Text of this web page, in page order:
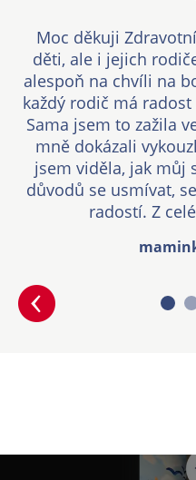
Moc děkuji
děti, ale i jejich
alespoň na chvíli na
každý rodič má
Sama jsem to zažila
mně dokázali
jsem viděla, jak můj
důvodů se usmívat,
radostí. Z